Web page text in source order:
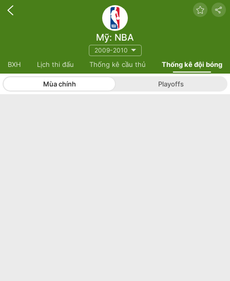
Mỹ: NBA
2009-2010
BXH Lịch thi đấu Thống kê cầu thủ Thống kê đội bóng
Mùa chính Playoffs